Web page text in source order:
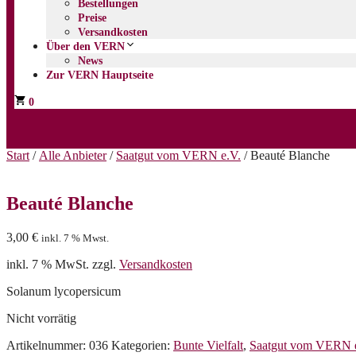
Bestellungen
Preise
Versandkosten
Über den VERN
News
Zur VERN Hauptseite
0
Start / Alle Anbieter/ Saatgut vom VERN e.V. / Beauté Blanche
Beauté Blanche
3,00 € inkl. 7 % Mwst.
inkl. 7 % MwSt. zzgl. Versandkosten
Solanum lycopersicum
Nicht vorrätig
Artikelnummer: 036 Kategorien: Bunte Vielfalt, Saatgut vom VERN